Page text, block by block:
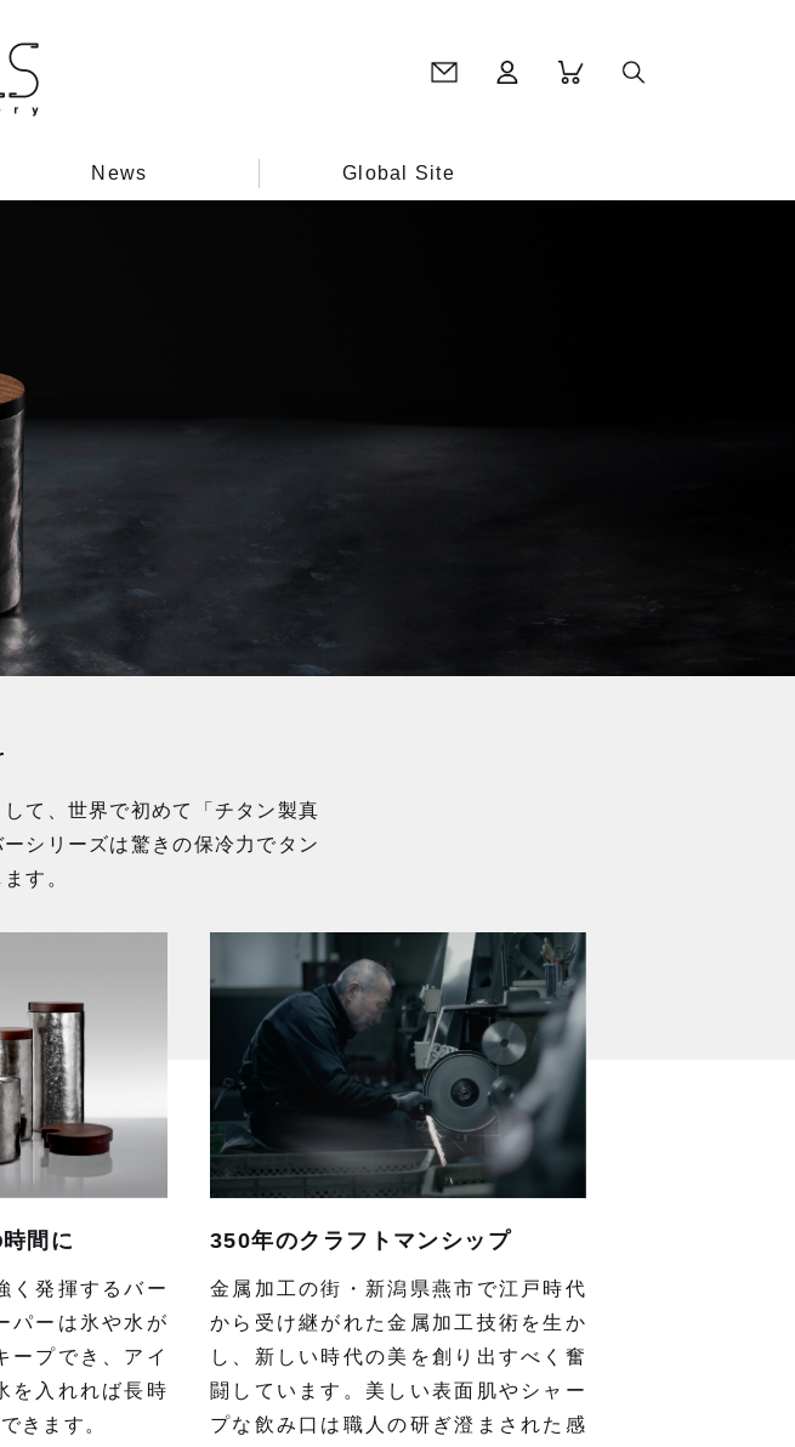
News Global Site
て、世界で初めて「チタン製真
シリーズは驚きの保冷力でタン
す。
間に
く発揮するバー
パーは氷や水が
ープでき、アイ
を入れれば長時
きます。
350年のクラフトマンシップ
金属加工の街・新潟県燕市で江戸時代
から受け継がれた金属加工技術を生か
し、新しい時代の美を創り出すべく奮
闘しています。美しい表面肌やシャー
プな飲み口は職人の研ぎ澄まされた感